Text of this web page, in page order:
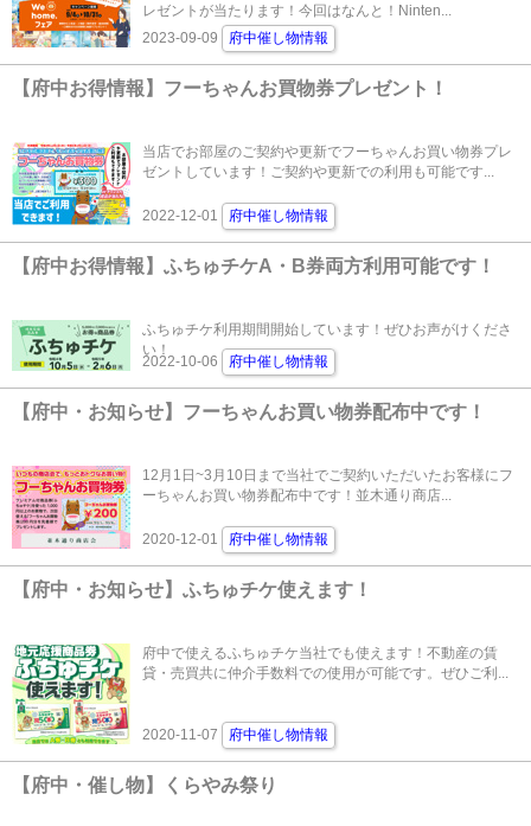
レゼントが当たります！今回はなんと！Ninten...
2023-09-09
府中催し物情報
【府中お得情報】フーちゃんお買物券プレゼント！
当店でお部屋のご契約や更新でフーちゃんお買い物券プレ
ゼントしています！ご契約や更新での利用も可能です...
2022-12-01 府中催し物情報
【府中お得情報】ふちゅチケA・B券両方利用可能です！
ふちゅチケ利用期間開始しています！ぜひお声がけくださ
い！
2022-10-06 府中催し物情報
【府中・お知らせ】フーちゃんお買い物券配布中です！
12月1日~3月10日まで当社でご契約いただいたお客様にフ
ーちゃんお買い物券配布中です！並木通り商店...
2020-12-01 府中催し物情報
【府中・お知らせ】ふちゅチケ使えます！
府中で使えるふちゅチケ当社でも使えます！不動産の賃
貸・売買共に仲介手数料での使用が可能です。ぜひご利...
2020-11-07 府中催し物情報
【府中・催し物】くらやみ祭り